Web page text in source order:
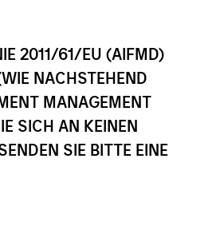
2011/61/EU (AIFMD)
NACHSTEHEND
MANAGEMENT
SICH AN KEINEN
SIE BITTE EINE
Ressourcen